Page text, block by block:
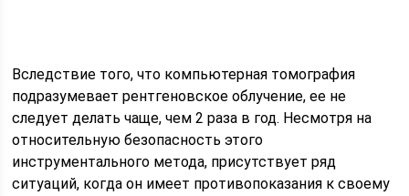
Вследствие того, что компьютерная томография
подразумевает рентгеновское облучение, ее не
следует делать чаще, чем 2 раза в год. Несмотря на
относительную безопасность этого
инструментального метода, присутствует ряд
ситуаций, когда он имеет противопоказания к своему